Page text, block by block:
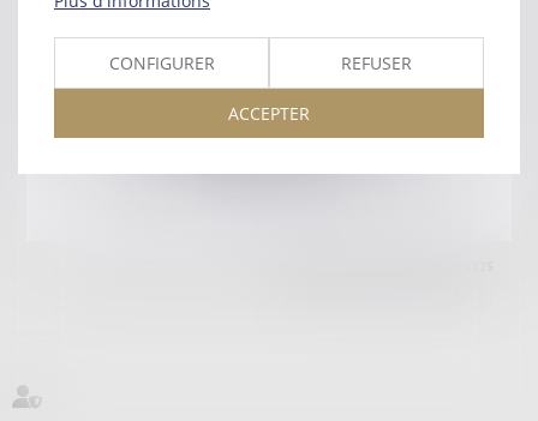
HonorairesMentions légalesPlan du site
11 Place des Cinq Martyrs du Lycée Buffon, 75014 PARIS
CONFIGURER REFUSER
ACCEPTER